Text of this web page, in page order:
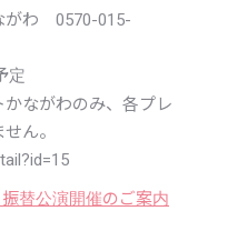
がわ 0570-015-
定
ながわのみ、各プレ
ん。
替公演開催のご案内